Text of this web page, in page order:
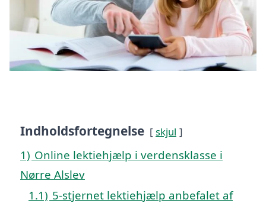
Indholdsfortegnelse skjul
1) Online lektiehjælp i verdensklasse i
Nørre Alslev
1.1) 5-stjernet lektiehjælp anbefalet af